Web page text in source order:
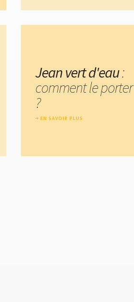
Jean vert d'eau:
comment le porter
?
EN SAVOIR PLUS